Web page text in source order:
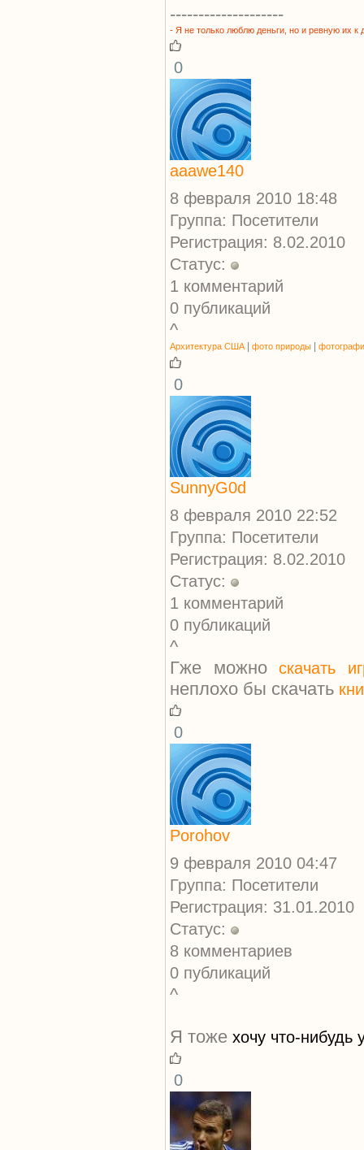
--------------------
- Я не только люблю деньги, но и ревную их к
0
aaawe140
8 февраля 2010 18:48
Группа: Посетители
Регистрация: 8.02.2010
Статус:
1 комментарий
0 публикаций
^
Архитектура США| фото природы
0
SunnyG0d
8 февраля 2010 22:52
Группа: Посетители
Регистрация: 8.02.2010
Статус:
1 комментарий
0 публикаций
^
Гже можно скачать
неплохо бы скачать
0
Porohov
9 февраля 2010 04:47
Группа: Посетители
Регистрация: 31.01.2010
Статус:
8 комментариев
0 публикаций
^
Я тоже хочу что-нибудь
0